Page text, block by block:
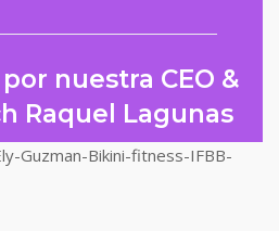
nuestra CEO &
Raquel Lagunas